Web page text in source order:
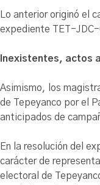
Lo anterior originó el
expediente TET-
Inexistentes, actos
Asimismo, los
de Tepeyanco por el
anticipados de
En la resolución del
carácter de
electoral de